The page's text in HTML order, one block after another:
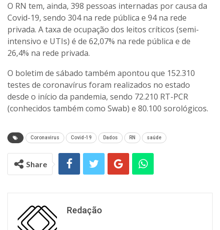
O RN tem, ainda, 398 pessoas internadas por causa da
Covid-19, sendo 304 na rede pública e 94 na rede
privada. A taxa de ocupação dos leitos críticos (semi-
intensivo e UTIs) é de 62,07% na rede pública e de
26,4% na rede privada.
O boletim de sábado também apontou que 152.310
testes de coronavírus foram realizados no estado
desde o início da pandemia, sendo 72.210 RT-PCR
(conhecidos também como Swab) e 80.100 sorológicos.
Coronavirus Covid-19 Dados RN saúde
Share
Redação